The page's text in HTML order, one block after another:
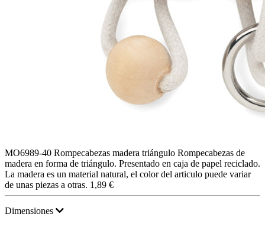
MO6989-40 Rompecabezas madera triángulo Rompecabezas de
madera en forma de triángulo. Presentado en caja de papel reciclado.
La madera es un material natural, el color del articulo puede variar
de unas piezas a otras. 1,89 €
Dimensiones